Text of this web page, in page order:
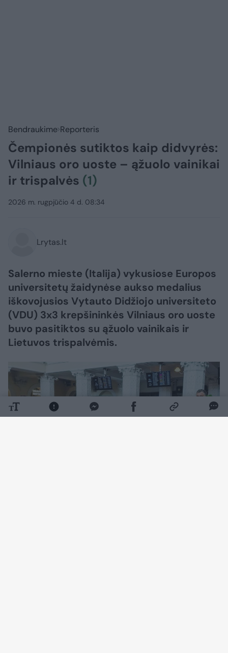
Bendraukime Reporteris
Čempionės sutiktos kaip didvyrės:
Vilniaus oro uoste – ąžuolo vainikai
ir trispalvės (1)
2026 m. rugpjūčio 4 d. 08:34
Lrytas.lt
Salerno mieste (Italija) vykusiose Europos
universitetų žaidynėse aukso medalius
iškovojusios Vytauto Didžiojo universiteto
(VDU) 3x3 krepšininkės Vilniaus oro uoste
buvo pasitiktos su ąžuolo vainikais ir
Lietuvos trispalvėmis.